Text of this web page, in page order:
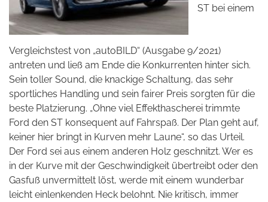
ST bei einem
Vergleichstest von „autoBILD“ (Ausgabe 9/2021)
antreten und ließ am Ende die Konkurrenten hinter sich.
Sein toller Sound, die knackige Schaltung, das sehr
sportliches Handling und sein fairer Preis sorgten für die
beste Platzierung. „Ohne viel Effekthascherei trimmte
Ford den ST konsequent auf Fahrspaß. Der Plan geht auf,
keiner hier bringt in Kurven mehr Laune“, so das Urteil.
Der Ford sei aus einem anderen Holz geschnitzt. Wer es
in der Kurve mit der Geschwindigkeit übertreibt oder den
Gasfuß unvermittelt löst, werde mit einem wunderbar
leicht einlenkenden Heck belohnt. Nie kritisch, immer